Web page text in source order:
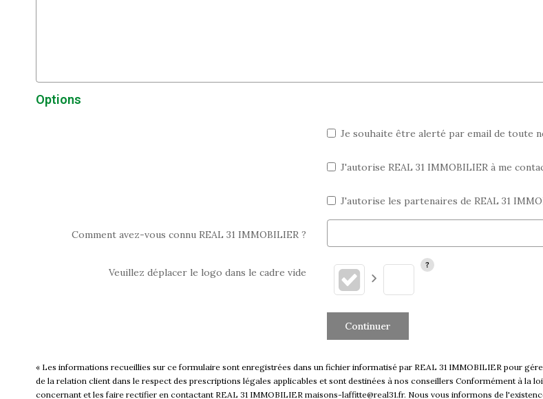
Options
Je souhaite être alerté par email de toute
J'autorise REAL 31 IMMOBILIER à me
J'autorise les partenaires de REAL 31
Comment avez-vous connu REAL 31 IMMOBILIER ?
Veuillez déplacer le logo dans le cadre vide
Continuer
« Les informations recueillies sur ce formulaire sont enregistrées dans un fichier informatisé par REAL 31 IMMOBILIER pour
de la relation client dans le respect des prescriptions légales applicables et sont destinées à nos conseillers Conformément à la
concernant et les faire rectifier en contactant REAL 31 IMMOBILIER maisons-laffitte@real31.fr. Nous vous informons de